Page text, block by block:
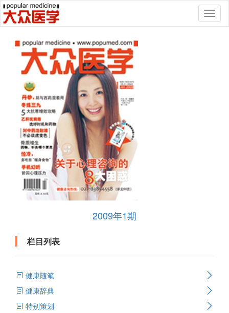
2009年1期
栏目列表
健康随笔
健康辞典
特别策划